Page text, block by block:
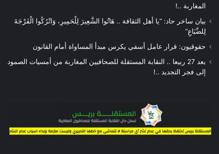
المغاربة ..!
بيان ساخر حاد: “يا أهل الثقافة .. هَاتُوا الشَّعِيرَ لِلْحَمِيرِ، وَاتْرُكُوا الْفَرْجَةَ
لِلضِّبَاعِ”
حقوقيون: قرار عامل أسفي يكرس مبدأ المساواة أمام القانون
بعد 27 ربيعا .. النقابة المستقلة للصحافيين المغاربة من أمسيات الصمود
إلى فجر التجديد ..!